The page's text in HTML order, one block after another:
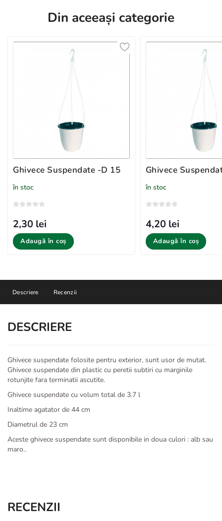
Din aceeași categorie
Ghivece Suspendate -D 15
în stoc
2,30 lei
Adaugă în coș
Ghivece
în stoc
4,20 lei
Adaugă în coș
Descriere Recenzii
DESCRIERE
Ghivece suspendate folosite pentru exterior, sunt usor de mutat.
Ghivece suspendate din plastic cu peretii subtiri cu marginile
rotunjite fara terminatii ascutite.
Ghivece suspendate cu volum total de 3.7 l
Inaltime agatator de 44 cm
Diametrul de 23 cm
Aceste ghivece suspendate sunt disponibile in doua culori : alb sau
maro..
RECENZII